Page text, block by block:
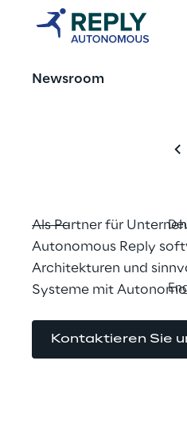
Newsroom
Die
Als Partner für
Autonomous Reply
Architekturen und
Systeme mit
Kontaktieren Sie